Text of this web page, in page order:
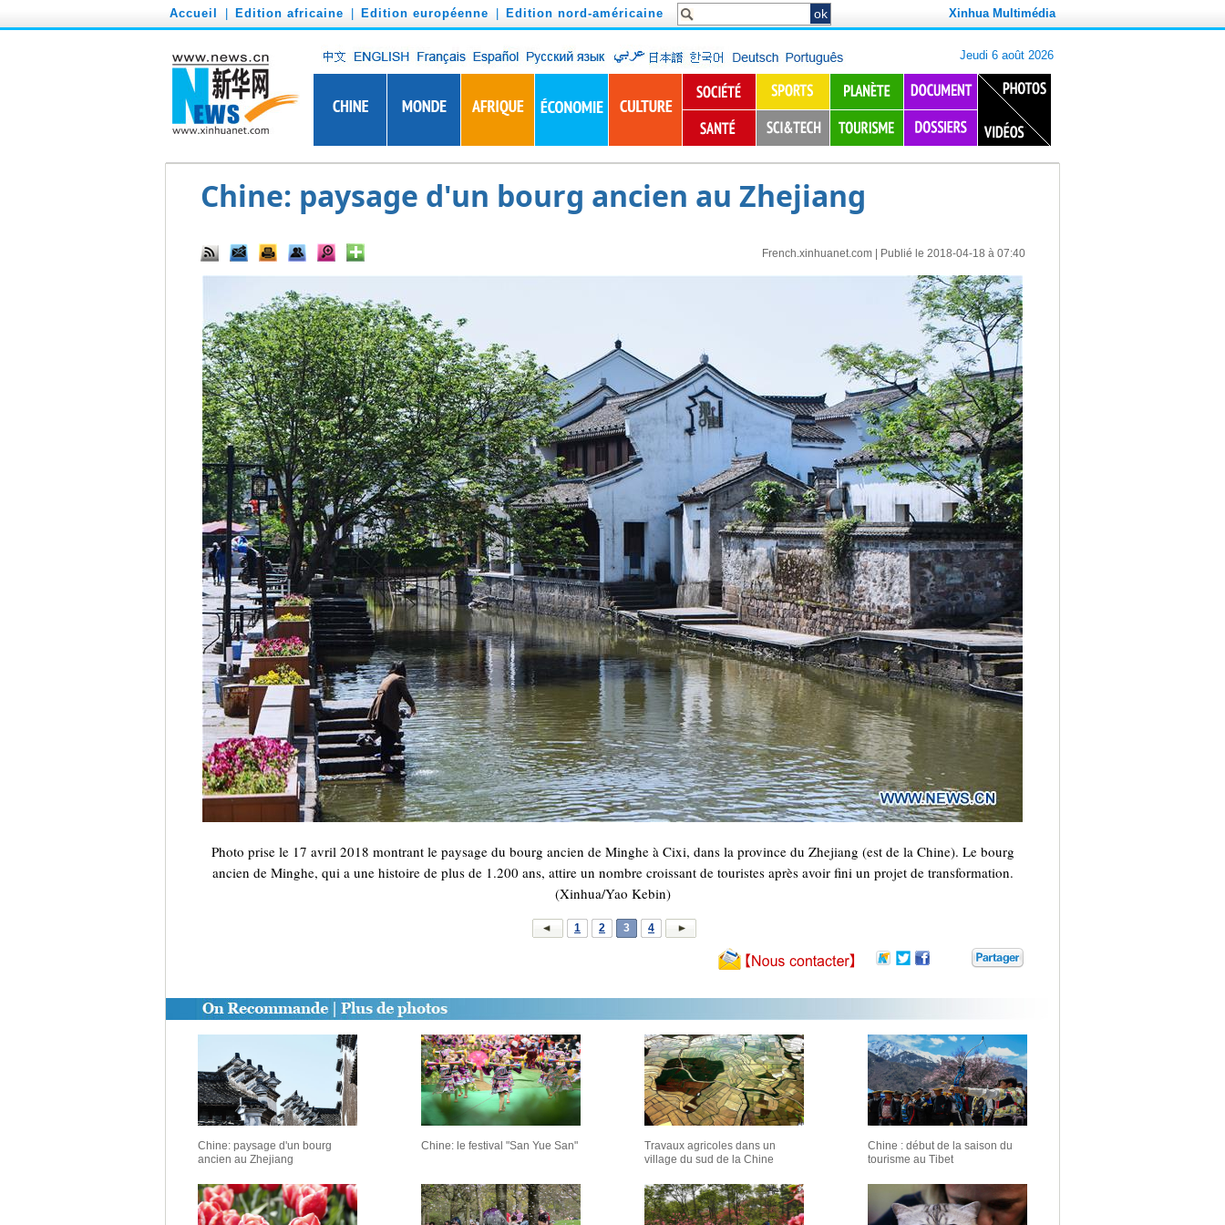
Accueil Edition africaine Edition européenne Edition nord-américaine Xinhua Multimédia
Chine: paysage d'un bourg ancien au Zhejiang
French.xinhuanet.com| Publié le 2018-04-18 à 07:40
Photo prise le 17 avril 2018 montrant le paysage du bourg ancien de Minghe à Cixi, dans la province du Zhejiang (est de la Chine). Le bourg
ancien de Minghe, qui a une histoire de plus de 1.200 ans, attire un nombre croissant de touristes après avoir fini un projet de transformation.
(Xinhua/Yao Kebin)
1 2 3 4
Chine: paysage d'un bourg
ancien au Zhejiang
Chine: le festival "San Yue San"
Travaux agricoles dans un
village du sud de la Chine
Chine : début de la saison du
tourisme au Tibet